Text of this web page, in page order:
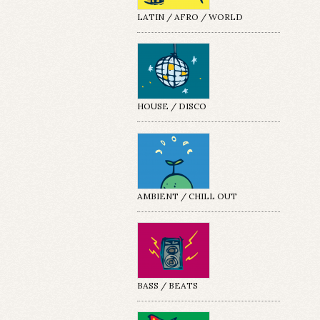
LATIN / AFRO / WORLD
HOUSE / DISCO
AMBIENT / CHILL OUT
BASS / BEATS